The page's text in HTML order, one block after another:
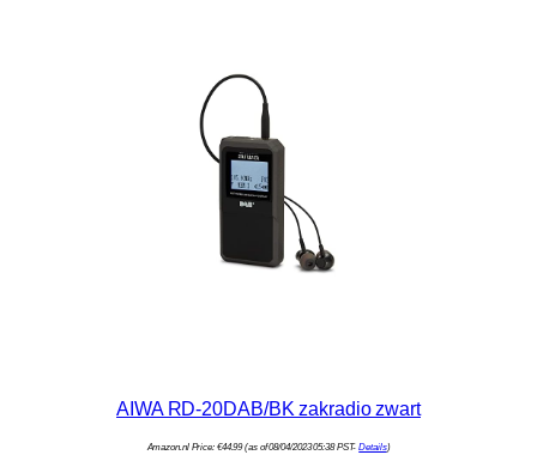
AIWA RD-20DAB/BK zakradio zwart
Amazon.nl Price: €44.99(as of 08/04/2023 05:38 PST-Details)